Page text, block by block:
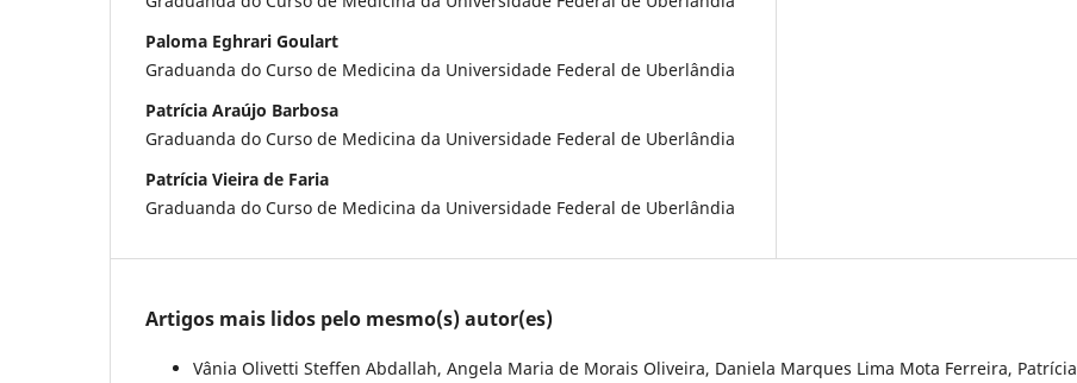
Paloma Eghrari Goulart
Graduanda do Curso de Medicina da Universidade Federal de Uberlândia
Patrícia Araújo Barbosa
Graduanda do Curso de Medicina da Universidade Federal de Uberlândia
Patrícia Vieira de Faria
Graduanda do Curso de Medicina da Universidade Federal de Uberlândia
Artigos mais lidos pelo mesmo(s) autor(es)
Vânia Olivetti Steffen Abdallah, Angela Maria de Morais Oliveira, Daniela Marques Lima Mota Ferreira, Patrícia